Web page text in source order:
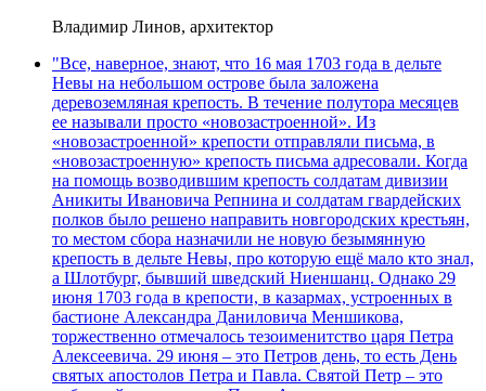
Владимир Линов, архитектор
"Все, наверное, знают, что 16 мая 1703 года в дельте
Невы на небольшом острове была заложена
деревоземляная крепость. В течение полутора месяцев
ее называли просто «новозастроенной». Из
«новозастроенной» крепости отправляли письма, в
«новозастроенную» крепость письма адресовали. Когда
на помощь возводившим крепость солдатам дивизии
Аникиты Ивановича Репнина и солдатам гвардейских
полков было решено направить новгородских крестьян,
то местом сбора назначили не новую безымянную
крепость в дельте Невы, про которую ещё мало кто знал,
а Шлотбург, бывший шведский Ниеншанц. Однако 29
июня 1703 года в крепости, в казармах, устроенных в
бастионе Александра Даниловича Меншикова,
торжественно отмечалось тезоименитство царя Петра
Алексеевича. 29 июня – это Петров день, то есть День
святых апостолов Петра и Павла. Святой Петр – это